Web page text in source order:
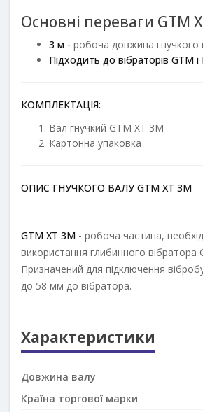
Основні переваги GTM
3 м - робоча довжина гнучкого
Підходить до вібраторів GTM
КОМПЛЕКТАЦІЯ:
Вал гнучкий GTM XT 3M
Картонна упаковка
ОПИС ГНУЧКОГО ВАЛУ GTM XT 3M
GTM XT 3M - робоча частина,
використання глибинного вібратора
Призначений для підключення
до 58 мм до вібратора.
Характеристики
Довжина валу
Країна торгової марки